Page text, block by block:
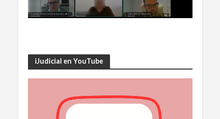
iJudicial en YouTube